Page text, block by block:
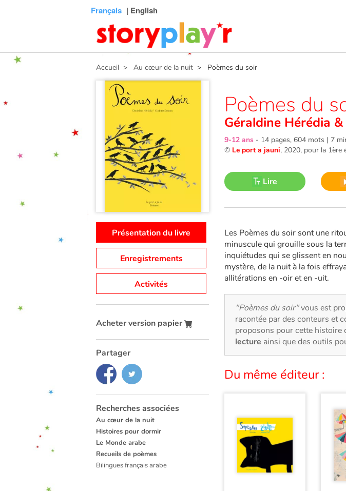
Français | English
Accueil > Au cœur de la nuit > Poèmes du soir
Poèmes du
Géraldine Hérédia &
9-12 ans - 14 pages, 604 mots | 7
© Le port a jauni, 2020, pour la 1ère
Lire
Présentation du livre
Enregistrements
Activités
Acheter version papier
Partager
Recherches associées
Au cœur de la nuit
Histoires pour dormir
Le Monde arabe
Recueils de poèmes
Bilingues français arabe
Les Poèmes du soir sont une
minuscule qui grouille sous la
inquiétudes qui se glissent en
mystère, de la nuit à la fois
allitérations en -oir et en -uit.
"Poèmes du soir"vous est
racontée par des conteurs et
proposons pour cette histoire
lecture ainsi que des outils
Du même éditeur :